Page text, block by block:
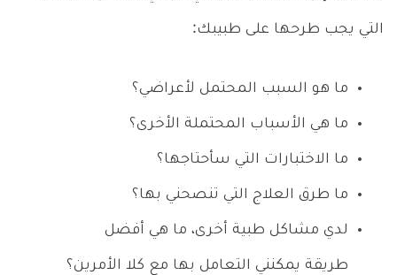
التي يجب طرحها على طبيبك:
ما هو السبب المحتمل لأعراضي؟
ما هي الأسباب المحتملة الأخرى؟
ما الاختبارات التي سأحتاجها؟
ما طرق العلاج التي تنصحني بها؟
لدي مشاكل طبية أخرى، ما هي أفضل
طريقة يمكنني التعامل بها مع كلا الأمرين؟